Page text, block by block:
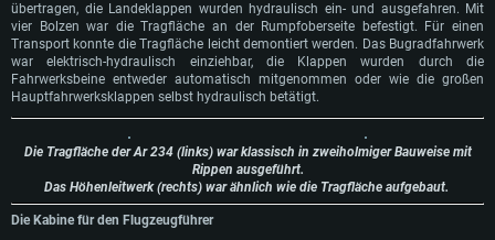
übertragen, die Landeklappen wurden hydraulisch ein- und ausgefahren. Mit
vier Bolzen war die Tragfläche an der Rumpfoberseite befestigt. Für einen
Transport konnte die Tragfläche leicht demontiert werden. Das Bugradfahrwerk
war elektrisch-hydraulisch einziehbar, die Klappen wurden durch die
Fahrwerksbeine entweder automatisch mitgenommen oder wie die großen
Hauptfahrwerksklappen selbst hydraulisch betätigt.
Die Tragfläche der Ar 234 (links) war klassisch in zweiholmiger Bauweise mit
Rippen ausgeführt.
Das Höhenleitwerk (rechts) war ähnlich wie die Tragfläche aufgebaut.
Die Kabine für den Flugzeugführer​